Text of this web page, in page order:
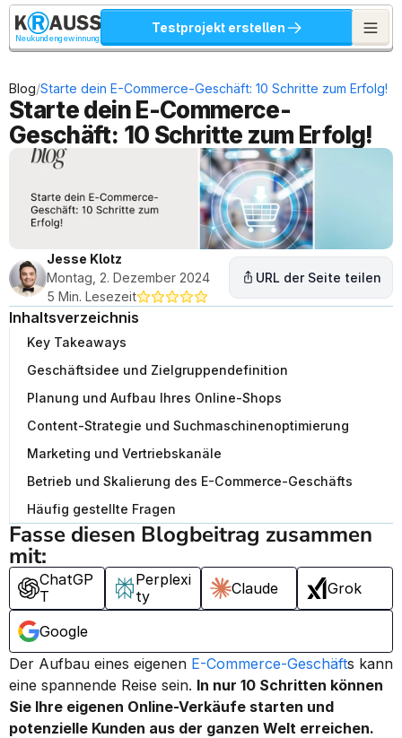
Neukundengewinnung
Testprojekt erstellen
Blog/Starte dein E-Commerce-Geschäft: 10 Schritte zum Erfolg!
Starte dein E-Commerce-
Geschäft: 10 Schritte zum Erfolg!
Jesse Klotz
Montag, 2. Dezember 2024
5 Min. Lesezeit
URL der Seite teilen
Inhaltsverzeichnis
Key Takeaways
Geschäftsidee und Zielgruppendefinition
Planung und Aufbau Ihres Online-Shops
Content-Strategie und Suchmaschinenoptimierung
Marketing und Vertriebskanäle
Betrieb und Skalierung des E-Commerce-Geschäfts
Häufig gestellte Fragen
Fasse diesen Blogbeitrag zusammen
mit:
ChatGP
T
Perplexi
ty
Claude Grok
Google
Der Aufbau eines eigenen E-Commerce-Geschäfts kann
eine spannende Reise sein. In nur 10 Schritten können
Sie Ihre eigenen Online-Verkäufe starten und
potenzielle Kunden aus der ganzen Welt erreichen.